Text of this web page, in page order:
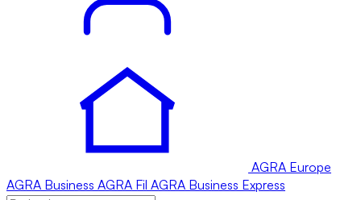
AGRA Europe
AGRA Business AGRA Fil AGRA Business Express